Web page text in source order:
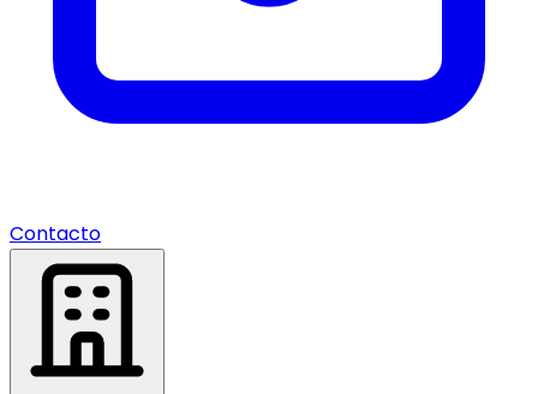
Contacto